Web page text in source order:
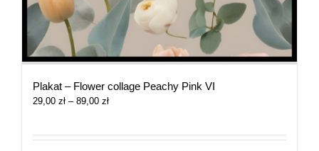
Plakat – Flower collage Peachy Pink VI
29,00 zł – 89,00 złZakres
29,00 zł